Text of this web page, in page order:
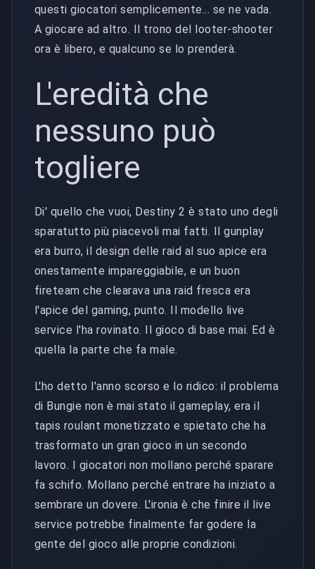
questi giocatori semplicemente... se ne vada.
A giocare ad altro. Il trono del looter-shooter
ora è libero, e qualcuno se lo prenderà.
L'eredità che
nessuno può
togliere
Di' quello che vuoi, Destiny 2 è stato uno degli
sparatutto più piacevoli mai fatti. Il gunplay
era burro, il design delle raid al suo apice era
onestamente impareggiabile, e un buon
fireteam che clearava una raid fresca era
l'apice del gaming, punto. Il modello live
service l'ha rovinato. Il gioco di base mai. Ed è
quella la parte che fa male.
L'ho detto l'anno scorso e lo ridico: il problema
di Bungie non è mai stato il gameplay, era il
tapis roulant monetizzato e spietato che ha
trasformato un gran gioco in un secondo
lavoro. I giocatori non mollano perché sparare
fa schifo. Mollano perché entrare ha iniziato a
sembrare un dovere. L'ironia è che finire il live
service potrebbe finalmente far godere la
gente del gioco alle proprie condizioni.